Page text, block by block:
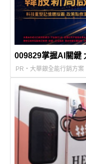
009829掌握AI關鍵
PR・大華銀全能行銷方案